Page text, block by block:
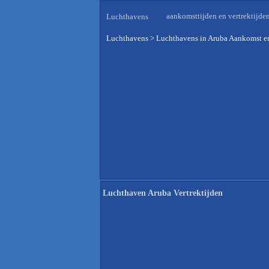
Luchthavens aankomsttijden en
Luchthavens > Luchthavens in Aruba Aankomst
Luchthaven Aruba Vertrektijden